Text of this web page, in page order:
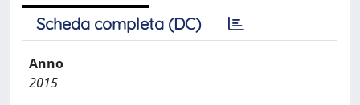
Scheda completa (DC)
Anno
2015